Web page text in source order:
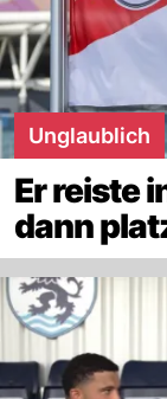
Unglaublich
Er reiste
dann